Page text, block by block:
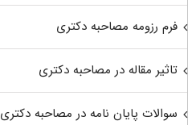
فرم رزومه مصاحبه دکتری
تاثیر مقاله در مصاحبه دکتری
سوالات پایان نامه در مصاحبه دکتری